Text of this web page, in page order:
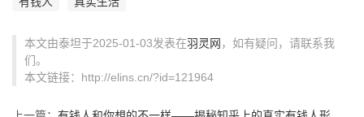
本文由泰坦于2025-01-03发表在羽灵网 ，如有疑问，请联系我
们。
本文链接：http://elins.cn/?id=121964